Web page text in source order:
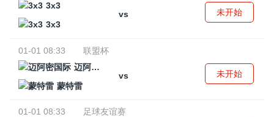
3x3
vs
3x3
未开始
01-01 08:33
联盟杯
迈阿密国际
vs
蒙特雷
未开始
01-01 08:33
足球友谊赛